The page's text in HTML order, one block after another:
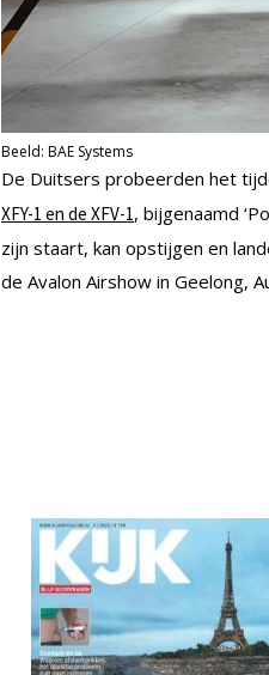
Beeld: BAE Systems
De Duitsers probeerden het
XFY-1 en de XFV-1, bijgenaamd
zijn staart, kan opstijgen en
de Avalon Airshow in Geelong,